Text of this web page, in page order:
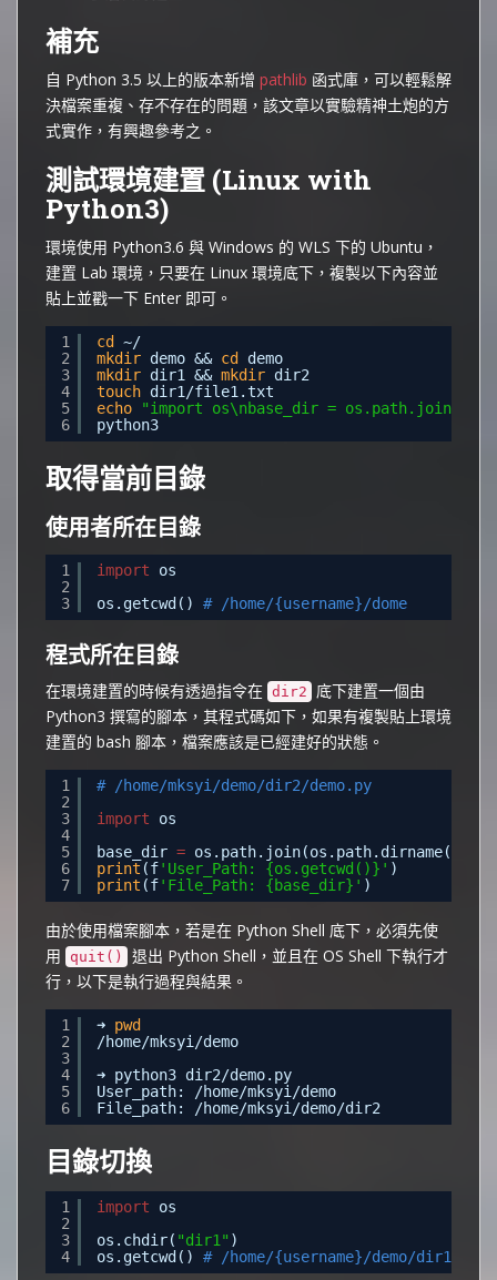
補充
自 Python 3.5 以上的版本新增 pathlib 函式庫，可以輕鬆解
決檔案重複、存不存在的問題，該文章以實驗精神土炮的方
式實作，有興趣參考之。
測試環境建置 (Linux with
Python3)
環境使用 Python3.6 與 Windows 的 WLS 下的 Ubuntu，
建置 Lab 環境，只要在 Linux 環境底下，複製以下內容並
貼上並戳一下 Enter 即可。
1
2
3
4
5
6
cd
~/
mkdir demo && cd
demo
mkdir dir1 && mkdir dir2
touch dir1 /file1 .txt
echo
"import os\nbase_dir =
python3
取得當前目錄
使用者所在目錄
1
2
3
import
os
os.getcwd() # /home/{username}/dome
程式所在目錄
在環境建置的時候有透過指令在 dir2
底下建置一個由
Python3 撰寫的腳本，其程式碼如下，如果有複製貼上環境
建置的 bash 腳本，檔案應該是已經建好的狀態。
1
2
3
4
5
6
7
# /home/mksyi/demo/dir2/demo.py
import
os
base_dir =
print (f'User_Path: {os.getcwd()}' )
print (f'File_Path: {base_dir}' )
由於使用檔案腳本，若是在 Python Shell 底下，必須先使
用
quit()
退出 Python Shell，並且在 OS Shell 下執行才
行，以下是執行過程與結果。
1
2
3
4
5
6
➜ pwd
/home/mksyi/demo
➜ python3 dir2/demo.py
User_path:
/home/mksyi/demo
File_path:
/home/mksyi/demo/dir2
目錄切換
1
2
3
4
import
os
os.chdir( "dir1" )
os.getcwd() # /home/{username}/demo/dir1